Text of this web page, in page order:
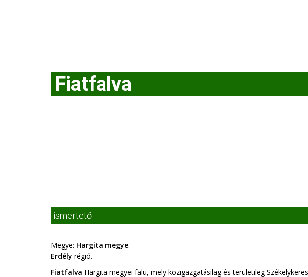
Fiatfalva
ismertető
Megye: Hargita megye.
Erdély régió.
Fiatfalva Hargita megyei falu, mely közigazgatásilag és területileg